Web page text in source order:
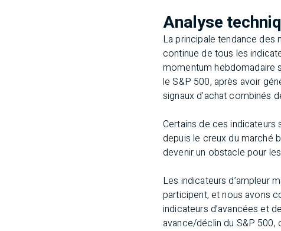
Analyse
La principale tendance des
continue de tous les
momentum hebdomadaire
le S&P 500, après avoir
signaux d’achat combinés
Certains de ces
depuis le creux du marché
devenir un obstacle pour
Les indicateurs d’ampleur
participent, et nous avons
indicateurs d’avancées et
avance/déclin du S&P